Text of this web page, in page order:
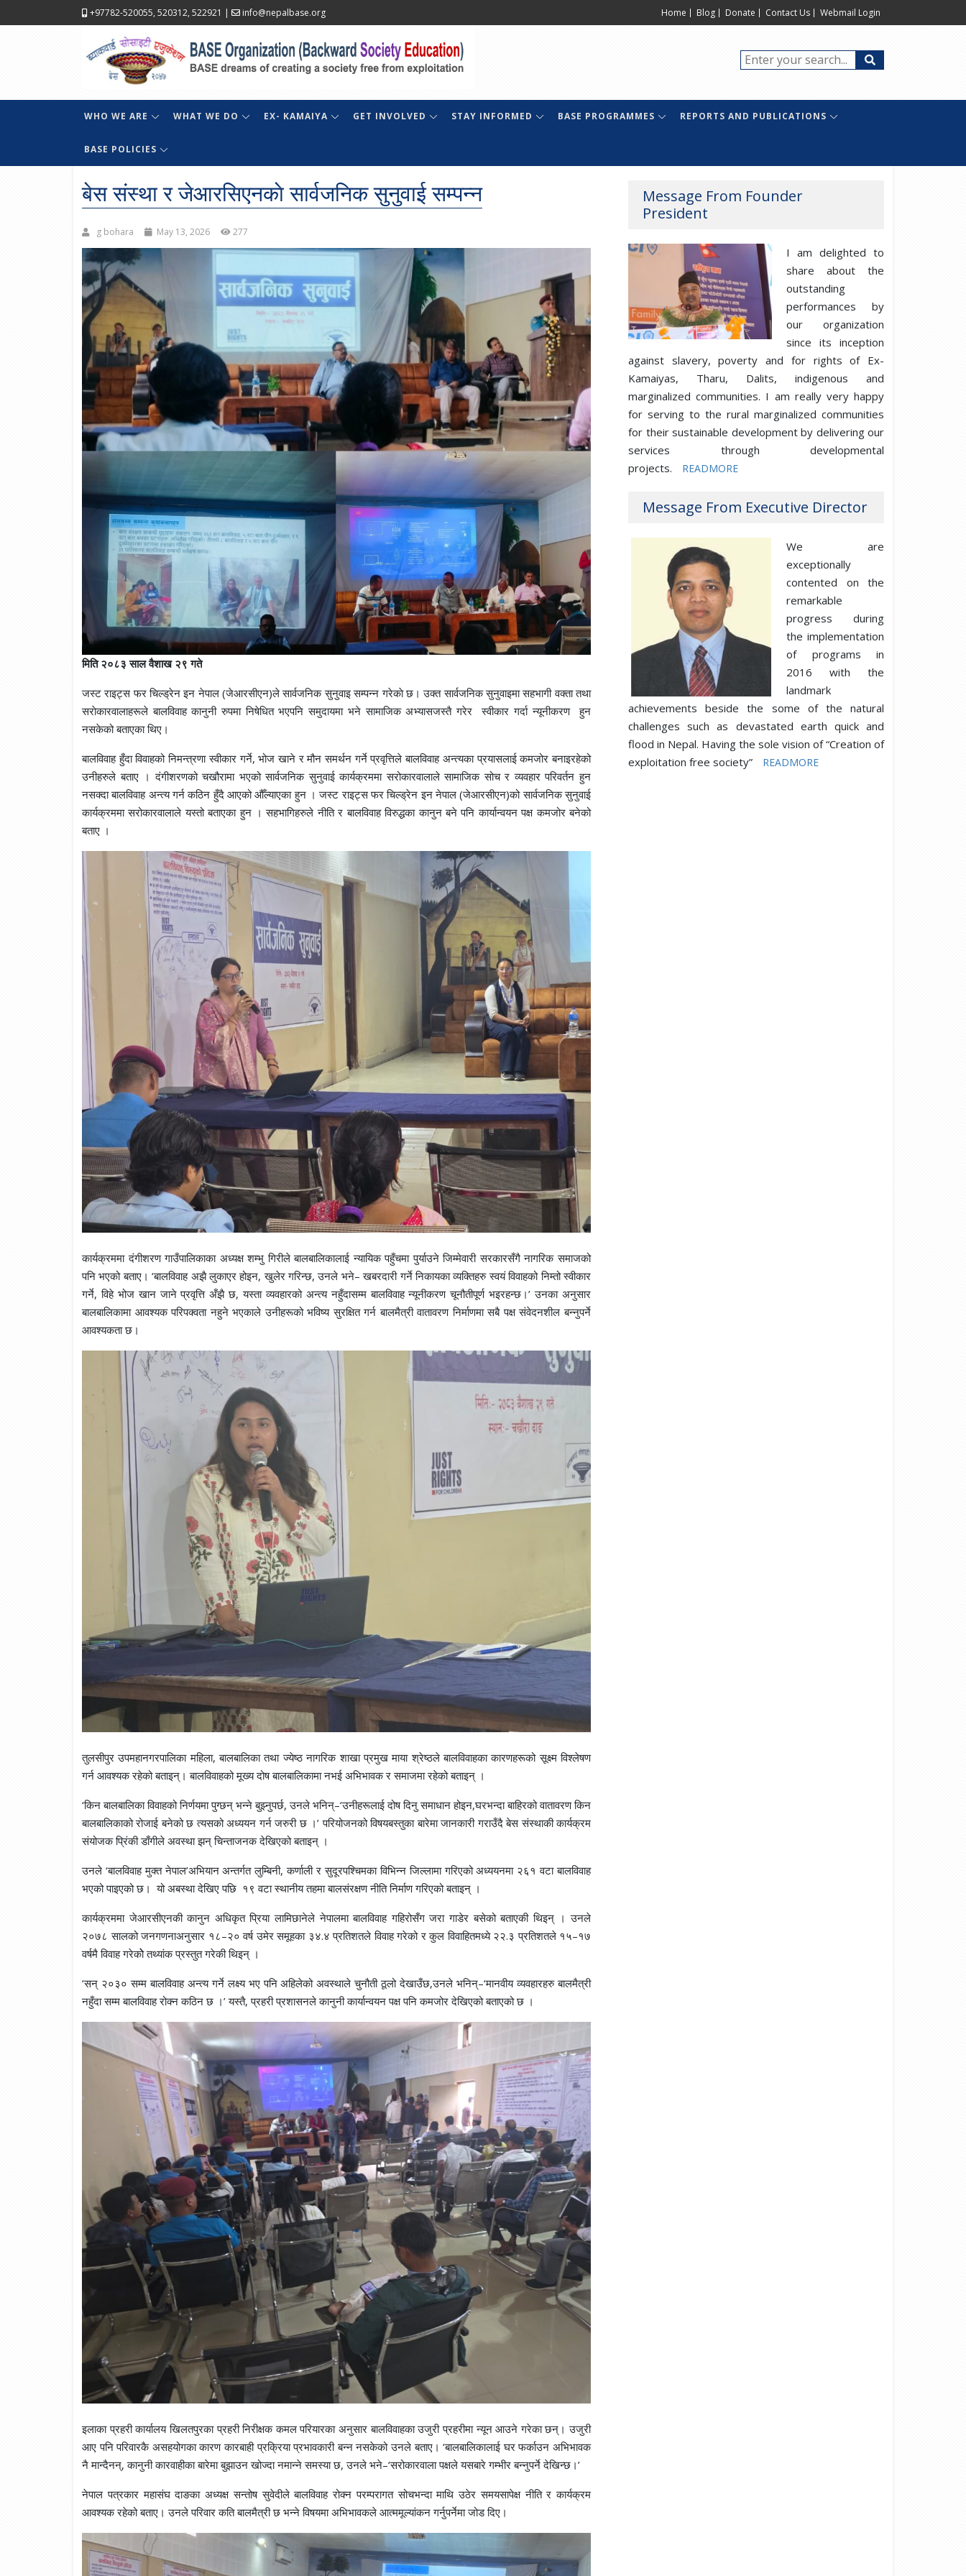
+97782-520055, 520312, 522921 | info@nepalbase.org Home Blog Donate Contact Us Webmail Login
WHO WE ARE WHAT WE DO EX- KAMAIYA GET INVOLVED STAY INFORMED BASE PROGRAMMES REPORTS AND PUBLICATIONS
BASE POLICIES
बेस संस्था र जेआरसिएनकाे सार्वजनिक सुनुवाई सम्पन्न
g bohara May 13, 2026 277
मिति २०८३ साल वैशाख २९ गते
जस्ट राइट्स फर चिल्ड्रेन इन नेपाल (जेआरसीएन)ले सार्वजनिक सुनुवाइ सम्पन्न गरेकाे छ। उक्त सार्वजनिक सुनुवाइमा सहभागी वक्ता तथा
सराेकारवालाहरूले बालविवाह कानुनी रुपमा निषेधित भएपनि समुदायमा भने सामाजिक अभ्यासजस्तै गरेर स्वीकार गर्दा न्यूनीकरण हुन
नसकेको बताएका थिए।
बालविवाह हुँदा विवाहको निमन्त्रणा स्वीकार गर्ने, भोज खाने र मौन समर्थन गर्ने प्रवृत्तिले बालविवाह अन्त्यका प्रयासलाई कमजोर बनाइरहेको
उनीहरुले बताए । दंगीशरणको चखौरामा भएको सार्वजनिक सुनुवाई कार्यक्रममा सरोकारवालाले सामाजिक सोच र व्यवहार परिवर्तन हुन
नसक्दा बालविवाह अन्त्य गर्न कठिन हुँदै आएको औँल्याएका हुन । जस्ट राइट्स फर चिल्ड्रेन इन नेपाल (जेआरसीएन)को सार्वजनिक सुनुवाई
कार्यक्रममा सरोकारवालाले यस्तो बताएका हुन । सहभागिहरुले नीति र बालविवाह विरुद्धका कानुन बने पनि कार्यान्वयन पक्ष कमजोर बनेको
बताए ।
कार्यक्रममा दंगीशरण गाउँपालिकाका अध्यक्ष शम्भु गिरीले बालबालिकालाई न्यायिक पहुँचमा पुर्याउने जिम्मेवारी सरकारसँगै नागरिक समाजको
पनि भएको बताए। ‘बालविवाह अझै लुकाएर होइन, खुलेर गरिन्छ, उनले भने– खबरदारी गर्ने निकायका व्यक्तिहरु स्वयं विवाहको निम्तो स्वीकार
गर्ने, विहे भोज खान जाने प्रवृत्ति अँझै छ, यस्ता व्यवहारको अन्त्य नहुँदासम्म बालविवाह न्यूनीकरण चूनौतीपूर्ण भइरहन्छ।’ उनका अनुसार
बालबालिकामा आवश्यक परिपक्वता नहुने भएकाले उनीहरूको भविष्य सुरक्षित गर्न बालमैत्री वातावरण निर्माणमा सबै पक्ष संवेदनशील बन्नुपर्ने
आवश्यकता छ।
तुलसीपुर उपमहानगरपालिका महिला, बालबालिका तथा ज्येष्ठ नागरिक शाखा प्रमुख माया श्रेष्ठले बालविवाहका कारणहरूको सूक्ष्म विश्लेषण
गर्न आवश्यक रहेको बताइन्। बालविवाहको मूख्य दोष बालबालिकामा नभई अभिभावक र समाजमा रहेको बताइन् ।
‘किन बालबालिका विवाहको निर्णयमा पुग्छन् भन्ने बुझ्नुपर्छ, उनले भनिन्–‘उनीहरूलाई दोष दिनु समाधान होइन,घरभन्दा बाहिरको वातावरण किन
बालबालिकाको रोजाई बनेको छ त्यसको अध्ययन गर्न जरुरी छ ।’ परियोजनको विषयबस्तुका बारेमा जानकारी गराउँदै बेस संस्थाकी कार्यक्रम
संयोजक प्रिंकी डाँगीले अवस्था झन् चिन्ताजनक देखिएको बताइन् ।
उनले ‘बालविवाह मुक्त नेपाल’अभियान अन्तर्गत लुम्बिनी, कर्णाली र सुदूरपश्चिमका विभिन्न जिल्लामा गरिएको अध्ययनमा २६१ वटा बालविवाह
भएको पाइएको छ। यो अबस्था देखिए पछि १९ वटा स्थानीय तहमा बालसंरक्षण नीति निर्माण गरिएको बताइन् ।
कार्यक्रममा जेआरसीएनकी कानुन अधिकृत प्रिया लामिछानेले नेपालमा बालविवाह गहिरोसँग जरा गाडेर बसेको बताएकी थिइन् । उनले
२०७८ सालको जनगणनाअनुसार १८–२० वर्ष उमेर समूहका ३४.४ प्रतिशतले विवाह गरेको र कुल विवाहितमध्ये २२.३ प्रतिशतले १५–१७
वर्षमै विवाह गरेकोे तथ्यांक प्रस्तुत गरेकी थिइन् ।
‘सन् २०३० सम्म बालविवाह अन्त्य गर्ने लक्ष्य भए पनि अहिलेको अवस्थाले चुनौती ठूलो देखाउँछ,उनले भनिन्–‘मानवीय व्यवहारहरु बालमैत्री
नहुँदा सम्म बालविवाह रोक्न कठिन छ ।’ यस्तै, प्रहरी प्रशासनले कानुनी कार्यान्वयन पक्ष पनि कमजोर देखिएको बताएको छ ।
इलाका प्रहरी कार्यालय खिलतपुरका प्रहरी निरीक्षक कमल परियारका अनुसार बालविवाहका उजुरी प्रहरीमा न्यून आउने गरेका छन्। उजुरी
आए पनि परिवारकै असहयोगका कारण कारबाही प्रक्रिया प्रभावकारी बन्न नसकेको उनले बताए। ‘बालबालिकालाई घर फर्काउन अभिभावक
नै मान्दैनन्, कानुनी कारवाहीका बारेमा बुझाउन खोज्दा नमान्ने समस्या छ, उनले भने–‘सरोकारवाला पक्षले यसबारे गम्भीर बन्नुपर्ने देखिन्छ।’
नेपाल पत्रकार महासंघ दाङका अध्यक्ष सन्तोष सुवेदीले बालविवाह रोक्न परम्परागत सोचभन्दा माथि उठेर समयसापेक्ष नीति र कार्यक्रम
आवश्यक रहेको बताए। उनले परिवार कति बालमैत्री छ भन्ने विषयमा अभिभावकले आत्ममूल्यांकन गर्नुपर्नेमा जोड दिए।
Message From Founder
President
I am delighted to
share about the
outstanding
performances by
our organization
since its inception
against slavery, poverty and for rights of Ex-
Kamaiyas, Tharu, Dalits, indigenous and
marginalized communities. I am really very happy
for serving to the rural marginalized communities
for their sustainable development by delivering our
services through developmental
projects.
READMORE
Message From Executive Director
We are
exceptionally
contented on the
remarkable
progress during
the implementation
of programs in
2016 with the
landmark
achievements beside the some of the natural
challenges such as devastated earth quick and
flood in Nepal. Having the sole vision of “Creation of
exploitation free society”
READMORE